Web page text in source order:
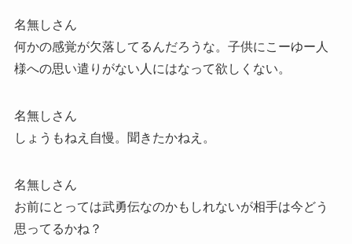
名無しさん
何かの感覚が欠落してるんだろうな。子供にこーゆー人
様への思い遣りがない人にはなって欲しくない。
名無しさん
しょうもねえ自慢。聞きたかねえ。
名無しさん
お前にとっては武勇伝なのかもしれないが相手は今どう
思ってるかね？